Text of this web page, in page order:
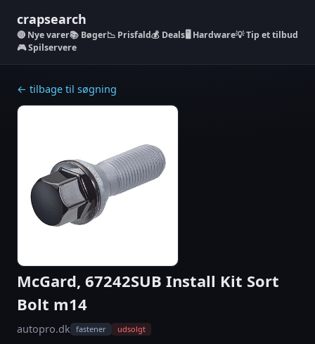
crapsearch
Nye varer📚 Bøger📉 Prisfald💰 Deals🖥️ Hardware💡 Tip et tilbud
🎮 Spilservere
← tilbage til søgning
McGard, 67242SUB Install Kit Sort
Bolt m14
autopro.dk fastener udsolgt